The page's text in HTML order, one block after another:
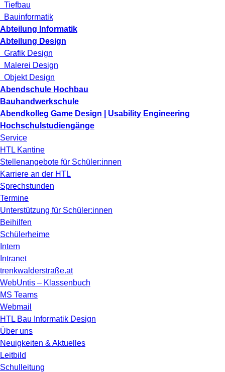
Tiefbau
Bauinformatik
Abteilung Informatik
Abteilung Design
Grafik Design
Malerei Design
Objekt Design
Abendschule Hochbau
Bauhandwerkschule
Abendkolleg Game Design | Usability Engineering
Hochschulstudiengänge
Service
HTL Kantine
Stellenangebote für Schüler:innen
Karriere an der HTL
Sprechstunden
Termine
Unterstützung für Schüler:innen
Beihilfen
Schülerheime
Intern
Intranet
trenkwalderstraße.at
WebUntis – Klassenbuch
MS Teams
Webmail
HTL Bau Informatik Design
Über uns
Neuigkeiten & Aktuelles
Leitbild
Schulleitung